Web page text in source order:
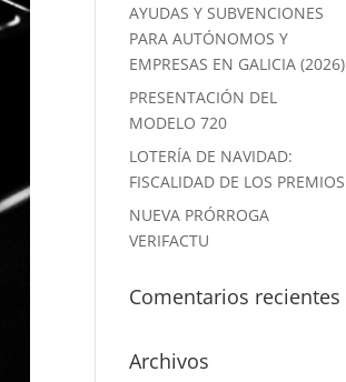
AYUDAS Y SUBVENCIONES
PARA AUTÓNOMOS Y
EMPRESAS EN GALICIA (2026)
PRESENTACIÓN DEL
MODELO 720
LOTERÍA DE NAVIDAD:
FISCALIDAD DE LOS PREMIOS
NUEVA PRÓRROGA
VERIFACTU
Comentarios recientes
Archivos